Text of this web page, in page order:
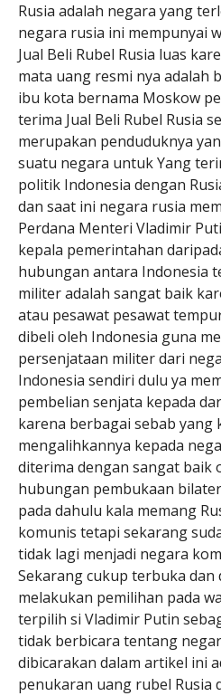
Rusia adalah negara yang
negara rusia ini mempunyai
Jual Beli Rubel Rusia luas
mata uang resmi nya adalah
ibu kota bernama Moskow
terima Jual Beli Rubel Rusia
merupakan penduduknya
suatu negara untuk Yang
politik Indonesia dengan
dan saat ini negara rusia
Perdana Menteri Vladimir
kepala pemerintahan
hubungan antara Indonesia
militer adalah sangat baik
atau pesawat pesawat
dibeli oleh Indonesia guna
persenjataan militer dari
Indonesia sendiri dulu ya
pembelian senjata kepada
karena berbagai sebab yang
mengalihkannya kepada
diterima dengan sangat baik
hubungan pembukaan
pada dahulu kala memang
komunis tetapi sekarang
tidak lagi menjadi negara
Sekarang cukup terbuka dan
melakukan pemilihan pada
terpilih si Vladimir Putin
tidak berbicara tentang
dibicarakan dalam artikel ini
penukaran uang rubel Rusia